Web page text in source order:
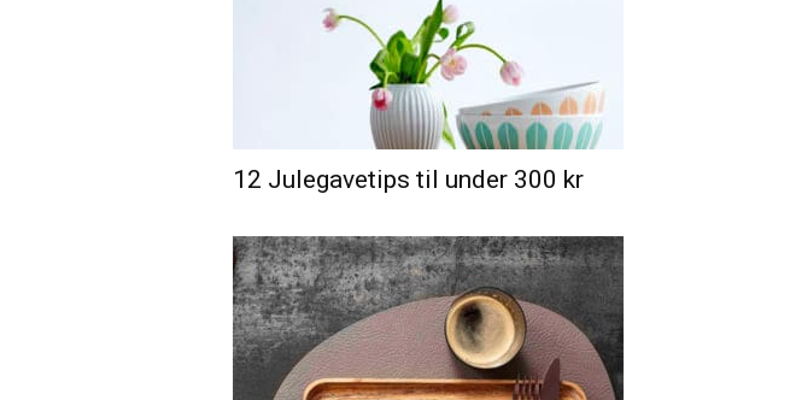
12 Julegavetips til under 300 kr